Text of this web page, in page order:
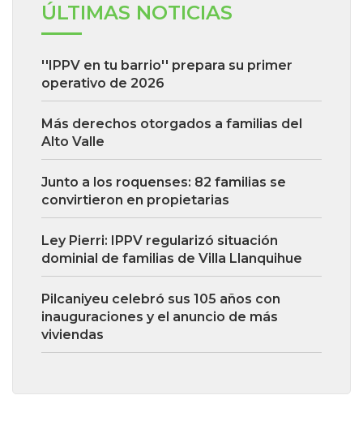
ÚLTIMAS NOTICIAS
''IPPV en tu barrio'' prepara su primer
operativo de 2026
Más derechos otorgados a familias del
Alto Valle
Junto a los roquenses: 82 familias se
convirtieron en propietarias
Ley Pierri: IPPV regularizó situación
dominial de familias de Villa Llanquihue
Pilcaniyeu celebró sus 105 años con
inauguraciones y el anuncio de más
viviendas